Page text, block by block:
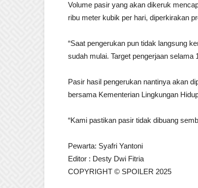
Volume pasir yang akan dikeruk
ribu meter kubik per hari, diperkirakan
“Saat pengerukan pun tidak langsung
sudah mulai. Target pengerjaan selama
Pasir hasil pengerukan nantinya akan
bersama Kementerian Lingkungan
“Kami pastikan pasir tidak dibuang
Pewarta: Syafri Yantoni
Editor : Desty Dwi Fitria
COPYRIGHT © SPOILER 2025